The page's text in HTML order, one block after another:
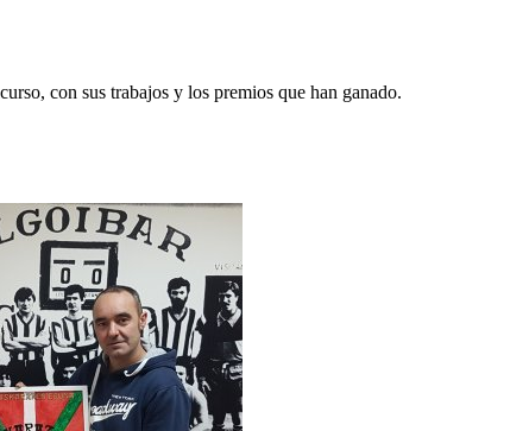
con sus trabajos y los premios que han ganado.